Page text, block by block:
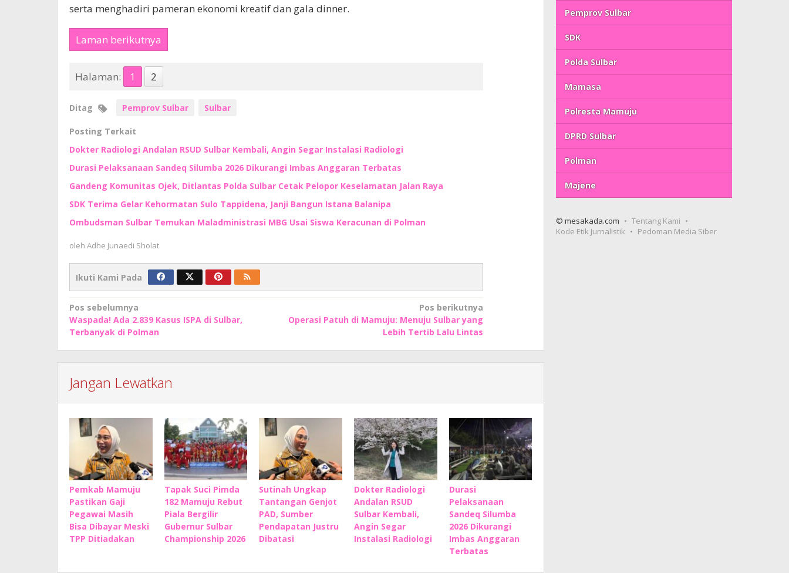
serta menghadiri pameran ekonomi kreatif dan gala dinner.
Laman berikutnya
Halaman: 1 2
Ditag Pemprov Sulbar Sulbar
Posting Terkait
Dokter Radiologi Andalan RSUD Sulbar Kembali, Angin Segar Instalasi Radiologi
Durasi Pelaksanaan Sandeq Silumba 2026 Dikurangi Imbas Anggaran Terbatas
Gandeng Komunitas Ojek, Ditlantas Polda Sulbar Cetak Pelopor Keselamatan Jalan Raya
SDK Terima Gelar Kehormatan Sulo Tappidena, Janji Bangun Istana Balanipa
Ombudsman Sulbar Temukan Maladministrasi MBG Usai Siswa Keracunan di Polman
oleh Adhe Junaedi Sholat
Ikuti Kami Pada
Navigasi
pos
Pos sebelumnya
Waspada! Ada 2.839 Kasus ISPA di Sulbar,
Terbanyak di Polman
Pos berikutnya
Operasi Patuh di Mamuju: Menuju Sulbar yang
Lebih Tertib Lalu Lintas
Jangan Lewatkan
Pemkab Mamuju
Pastikan Gaji
Pegawai Masih
Bisa Dibayar Meski
TPP Ditiadakan
Tapak Suci Pimda
182 Mamuju Rebut
Piala Bergilir
Gubernur Sulbar
Championship 2026
Sutinah Ungkap
Tantangan Genjot
PAD, Sumber
Pendapatan Justru
Dibatasi
Dokter Radiologi
Andalan RSUD
Sulbar Kembali,
Angin Segar
Instalasi Radiologi
Durasi
Pelaksanaan
Sandeq Silumba
2026 Dikurangi
Imbas Anggaran
Terbatas
Pemprov Sulbar
SDK
Polda Sulbar
Mamasa
Polresta Mamuju
DPRD Sulbar
Polman
Majene
© mesakada.com
Tentang Kami
Kode Etik Jurnalistik
Pedoman Media Siber